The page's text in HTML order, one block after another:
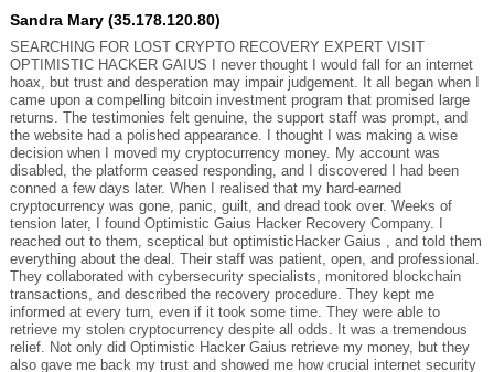
Sandra Mary (35.178.120.80)
SEARCHING FOR LOST CRYPTO RECOVERY EXPERT VISIT
OPTIMISTIC HACKER GAIUS I never thought I would fall for an internet
hoax, but trust and desperation may impair judgement. It all began when I
came upon a compelling bitcoin investment program that promised large
returns. The testimonies felt genuine, the support staff was prompt, and
the website had a polished appearance. I thought I was making a wise
decision when I moved my cryptocurrency money. My account was
disabled, the platform ceased responding, and I discovered I had been
conned a few days later. When I realised that my hard-earned
cryptocurrency was gone, panic, guilt, and dread took over. Weeks of
tension later, I found Optimistic Gaius Hacker Recovery Company. I
reached out to them, sceptical but optimisticHacker Gaius , and told them
everything about the deal. Their staff was patient, open, and professional.
They collaborated with cybersecurity specialists, monitored blockchain
transactions, and described the recovery procedure. They kept me
informed at every turn, even if it took some time. They were able to
retrieve my stolen cryptocurrency despite all odds. It was a tremendous
relief. Not only did Optimistic Hacker Gaius retrieve my money, but they
also gave me back my trust and showed me how crucial internet security